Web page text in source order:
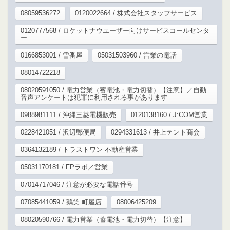
08059536272 0120022664 / 株式会社スタッフサービス
0120777568 / ロケットナウユーザー向けサービスコールセンタ
ー
0166853001 / 雪番屋 05031503960 / 営業の電話
08014722218
08020591050 / 電力営業（蓄電池・電力切替）【注意】／自動
音声アンケートは犯罪に利用される事があります
0988981111 / 沖縄三菱電機販売 0120138160 / J:COM営業
0228421051 / 沢辺郵便局 0294331613 / 井上テント商会
0364132189 / トラストワン 不動産営業
05031170181 / FPラボ／営業
07014717046 / 注意が必要な電話番号
07085441059 / 鶏笑 町屋店 08006425209
08020590766 / 電力営業（蓄電池・電力切替）【注意】